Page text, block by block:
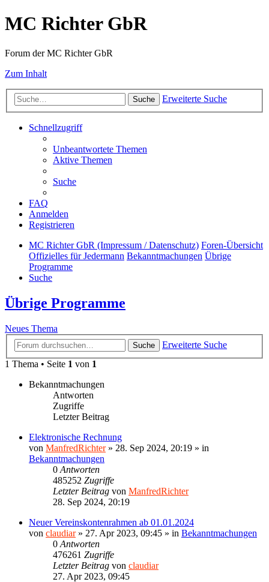
MC Richter GbR
Forum der MC Richter GbR
Zum Inhalt
Suche Erweiterte Suche
Schnellzugriff
Unbeantwortete Themen
Aktive Themen
Suche
FAQ
Anmelden
Registrieren
MC Richter GbR (Impressum / Datenschutz) Foren-Übersicht
Offizielles für Jedermann Bekanntmachungen Übrige
Programme
Suche
Übrige Programme
Neues Thema
Suche
Erweiterte Suche
1 Thema • Seite 1 von 1
Bekanntmachungen
Antworten
Zugriffe
Letzter Beitrag
Elektronische Rechnung
von ManfredRichter» 28. Sep 2024, 20:19 » in
Bekanntmachungen
0 Antworten
485252 Zugriffe
Letzter Beitrag von ManfredRichter
28. Sep 2024, 20:19
Neuer Vereinskontenrahmen ab 01.01.2024
von claudiar» 27. Apr 2023, 09:45 » in Bekanntmachungen
0 Antworten
476261 Zugriffe
Letzter Beitrag von claudiar
27. Apr 2023, 09:45